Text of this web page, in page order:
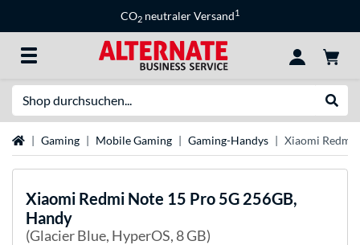
CO2 neutraler Versand1
StartseiteGaming Mobile Gaming Gaming-Handys Xiaomi Redmi
Xiaomi Redmi Note 15 Pro 5G 256GB,
Handy
(Glacier Blue, HyperOS, 8 GB)